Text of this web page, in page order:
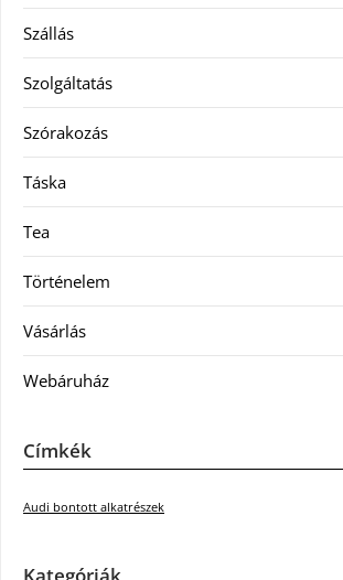
Szállás
Szolgáltatás
Szórakozás
Táska
Tea
Történelem
Vásárlás
Webáruház
Címkék
Audi bontott alkatrészek